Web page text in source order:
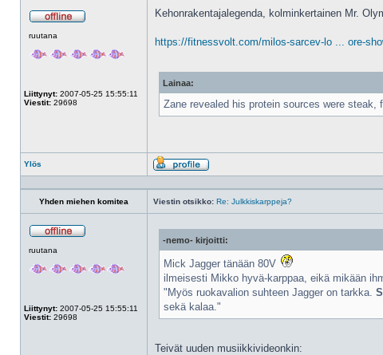
ruutana
Liittynyt: 2007-05-25 15:55:11
Viestit: 29698
Kehonrakentajalegenda, kolminkertainen Mr.
https://fitnessvolt.com/milos-sarcev-lo ... ore-
Lainaa:
Zane revealed his protein sources were
Ylös
Profiili
Yhden miehen komitea
Viestin otsikko: Re: Julkkiskarppeja?
ruutana
Liittynyt: 2007-05-25 15:55:11
Viestit: 29698
-nemo- kirjoitti:
Mick Jagger tänään 80V
ilmeisesti Mikko hyvä-karppaa, eikä mikään
"Myös ruokavalion suhteen Jagger on tarkka.
sekä kalaa."
Teivät uuden musiikkivideonkin: